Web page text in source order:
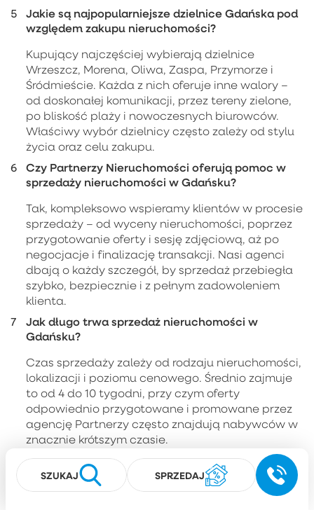
Jakie są najpopularniejsze dzielnice Gdańska pod
względem zakupu nieruchomości?
Kupujący najczęściej wybierają dzielnice
Wrzeszcz, Morena, Oliwa, Zaspa, Przymorze i
Śródmieście. Każda z nich oferuje inne walory –
od doskonałej komunikacji, przez tereny zielone,
po bliskość plaży i nowoczesnych biurowców.
Właściwy wybór dzielnicy często zależy od stylu
życia oraz celu zakupu.
Czy Partnerzy Nieruchomości oferują pomoc w
sprzedaży nieruchomości w Gdańsku?
Tak, kompleksowo wspieramy klientów w procesie
sprzedaży – od wyceny nieruchomości, poprzez
przygotowanie oferty i sesję zdjęciową, aż po
negocjacje i finalizację transakcji. Nasi agenci
dbają o każdy szczegół, by sprzedaż przebiegła
szybko, bezpiecznie i z pełnym zadowoleniem
klienta.
Jak długo trwa sprzedaż nieruchomości w
Gdańsku?
Czas sprzedaży zależy od rodzaju nieruchomości,
lokalizacji i poziomu cenowego. Średnio zajmuje
to od 4 do 10 tygodni, przy czym oferty
odpowiednio przygotowane i promowane przez
agencję Partnerzy często znajdują nabywców w
znacznie krótszym czasie.
Czy przy zakupie nieruchomości w Gdańsku
można liczyć na wsparcie kredytowe?
Oczywiście. Eksperci ds. kredytów hipotecznych
SZUKAJ SPRZEDAJ